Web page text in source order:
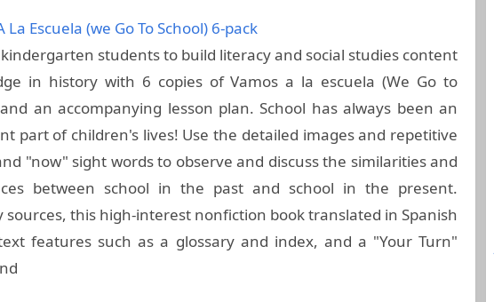
La Escuela (we Go To School) 6-pack
students to build literacy and social studies content
in history with 6 copies of Vamos a la escuela (We Go to
an accompanying lesson plan. School has always been an
part of children's lives! Use the detailed images and repetitive
"now" sight words to observe and discuss the similarities and
between school in the past and school in the present.
this high-interest nonfiction book translated in Spanish
features such as a glossary and index, and a "Your Turn"